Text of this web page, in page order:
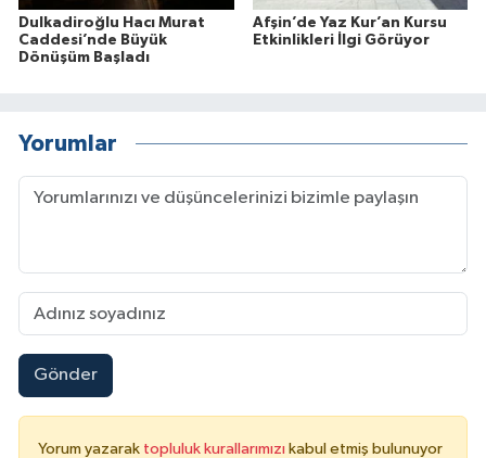
Dulkadiroğlu Hacı Murat
Caddesi’nde Büyük
Dönüşüm Başladı
Afşin’de Yaz Kur’an Kursu
Etkinlikleri İlgi Görüyor
Yorumlar
Gönder
Yorum yazarak topluluk kurallarımızı kabul etmiş bulunuyor